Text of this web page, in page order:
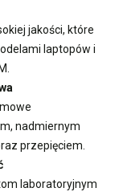
jakości, które
laptopów i
nadmiernym
przepięciem.
laboratoryjnym